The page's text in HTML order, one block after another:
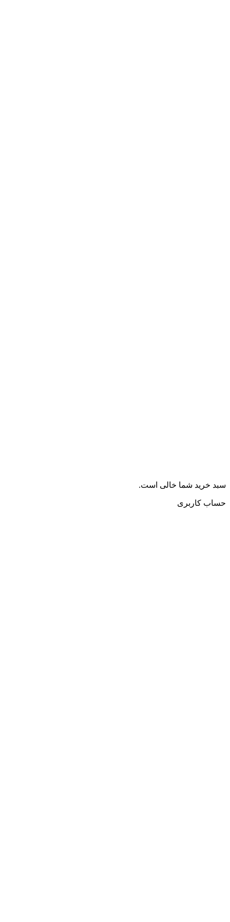
سبد خرید شما خالی است.
حساب کاربری